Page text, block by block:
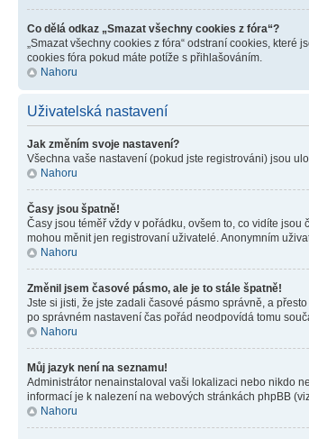
Co dělá odkaz „Smazat všechny cookies z fóra“?
„Smazat všechny cookies z fóra“ odstraní cookies,
cookies fóra pokud máte potíže s přihlašováním.
Nahoru
Uživatelská nastavení
Jak změním svoje nastavení?
Všechna vaše nastavení (pokud jste registrováni) jsou
Nahoru
Časy jsou špatně!
Časy jsou téměř vždy v pořádku, ovšem to, co vidíte
mohou měnit jen registrovaní uživatelé. Anonymním
Nahoru
Změnil jsem časové pásmo, ale je to stále špatně!
Jste si jisti, že jste zadali časové pásmo správně, a
po správném nastavení čas pořád neodpovídá tomu
Nahoru
Můj jazyk není na seznamu!
Administrátor nenainstaloval vaši lokalizaci nebo nikdo
informací je k nalezení na webových stránkách phpBB
Nahoru